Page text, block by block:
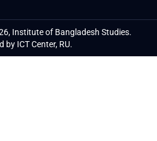
Institute of Bangladesh Studies.
by ICT Center, RU.